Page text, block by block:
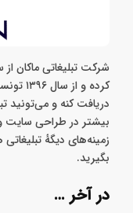
کرده
دریافت کنه و می‌تونید
بیشتر در طراحی سایت و
زمینه‌های دیگهٔ
بگیرید.
در آخر …